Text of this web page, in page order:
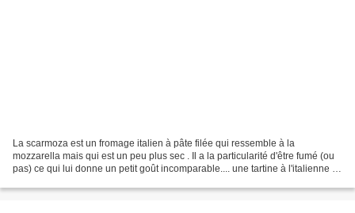
La scarmoza est un fromage italien à pâte filée qui ressemble à la
mozzarella mais qui est un peu plus sec . Il a la particularité d'être fumé (ou
pas) ce qui lui donne un petit goût incomparable.... une tartine à l'italienne à